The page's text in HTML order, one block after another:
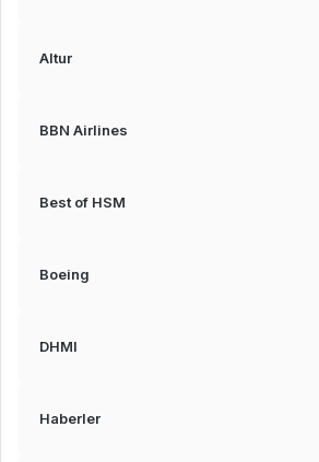
Altur
BBN Airlines
Best of HSM
Boeing
DHMI
Haberler